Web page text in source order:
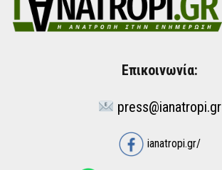
Επικοινωνία:
press@ianatropi.gr
ianatropi.gr/